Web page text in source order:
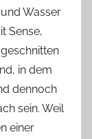
Wasser
Sense,
in dem
dennoch
sein. Weil
einer